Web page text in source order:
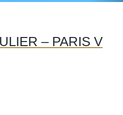
– PARIS V